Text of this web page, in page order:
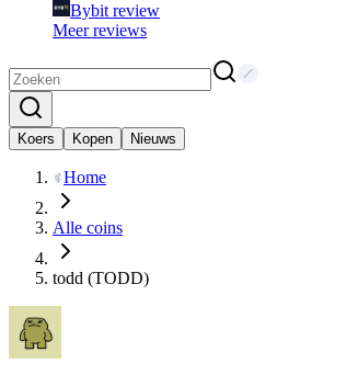
Bybit review
Meer reviews
Koers Kopen Nieuws
Home
Alle coins
todd (TODD)